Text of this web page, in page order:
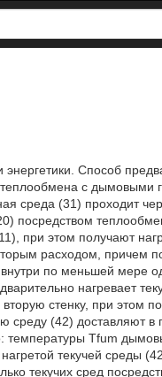
энергетики. Способ
с дымовыми
среда (31) проходит
посредством
при этом получают
расходом, причем
по меньшей мере
нагревает
стенку, при этом
среду (42)
Tfum
текучей среды
текучих сред